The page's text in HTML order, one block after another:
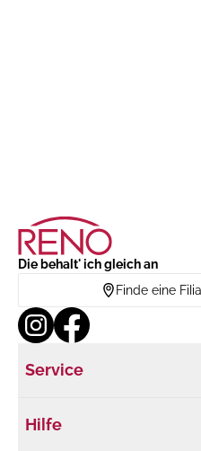
Die behalt' ich gleich an
Finde eine
Service
Hilfe